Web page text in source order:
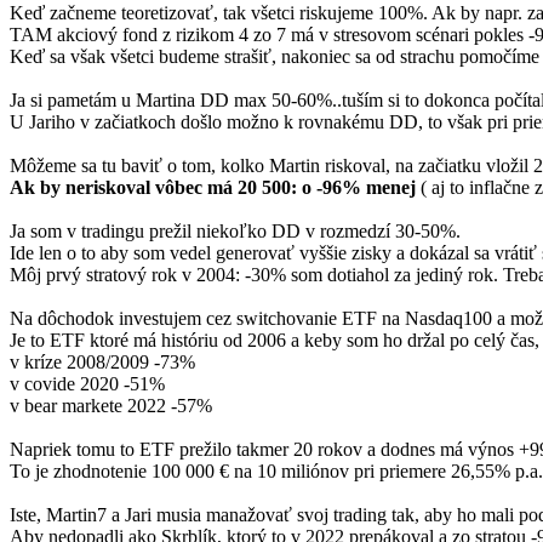
Keď začneme teoretizovať, tak všetci riskujeme 100%. Ak by napr.
TAM akciový fond z rizikom 4 zo 7 má v stresovom scénari pokles
Keď sa však všetci budeme strašiť, nakoniec sa od strachu
Ja si pametám u Martina DD max 50-60%..tuším si to dokonca
U Jariho v začiatkoch došlo možno k rovnakému DD, to však pri
Môžeme sa tu baviť o tom, kolko Martin riskoval, na začiatku vložil
Ak by neriskoval vôbec má 20 500: o -96% menej ( aj to inflačne
Ja som v tradingu prežil niekoľko DD v rozmedzí 30-50%.
Ide len o to aby som vedel generovať vyššie zisky a dokázal sa
Môj prvý stratový rok v 2004: -30% som dotiahol za jediný rok.
Na dôchodok investujem cez switchovanie ETF na Nasdaq100 a
Je to ETF ktoré má históriu od 2006 a keby som ho držal po celý
v kríze 2008/2009 -73%
v covide 2020 -51%
v bear markete 2022 -57%
Napriek tomu to ETF prežilo takmer 20 rokov a dodnes má výnos
To je zhodnotenie 100 000 € na 10 miliónov pri priemere 26,55% p.a.
Iste, Martin7 a Jari musia manažovať svoj trading tak, aby ho mali
Aby nedopadli ako Skrblík, ktorý to v 2022 prepákoval a zo stratou